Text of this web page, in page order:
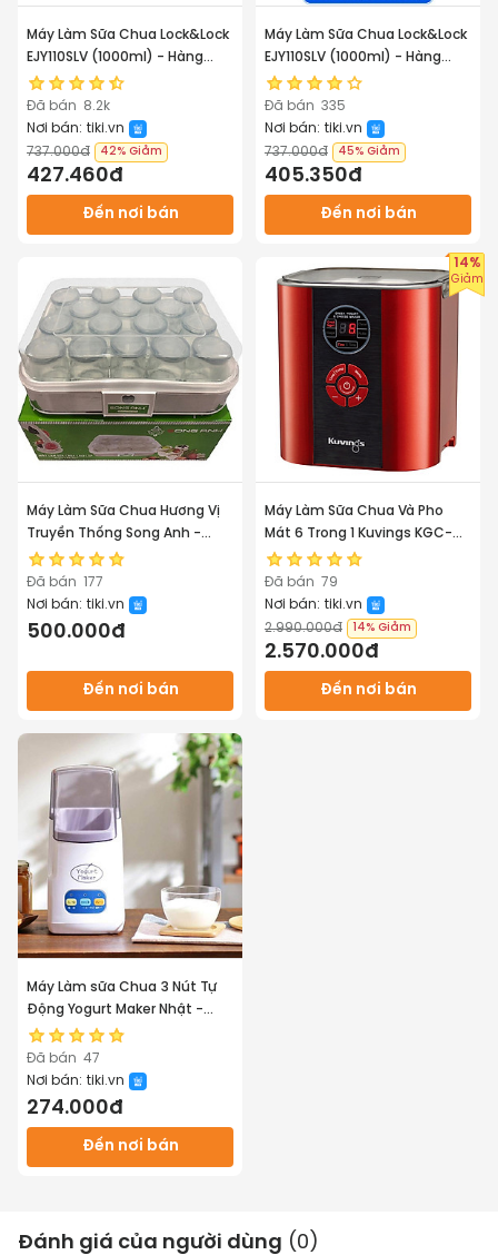
Máy Làm Sữa Chua Lock&Lock
EJY110SLV (1000ml) - Hàng
chính hãng
Đã bán 8.2k
Nơi bán: tiki.vn
737.000đ
42% Giảm
427.460đ
Đến nơi bán
Máy Làm Sữa Chua Lock&Lock
EJY110SLV (1000ml) - Hàng
chính hãng
Đã bán 335
Nơi bán: tiki.vn
737.000đ
45% Giảm
405.350đ
Đến nơi bán
Máy Làm Sữa Chua Hương Vị
Truyền Thống Song Anh -
Hàng Chính Hãng
Đã bán 177
Nơi bán: tiki.vn
500.000đ
Đến nơi bán
14%
Giảm
Máy Làm Sữa Chua Và Pho
Mát 6 Trong 1 Kuvings KGC-
712CB (2.0L) – Màu đỏ - Hàng
Chính Hãng
Đã bán 79
Nơi bán: tiki.vn
2.990.000đ
14% Giảm
2.570.000đ
Đến nơi bán
Máy Làm sữa Chua 3 Nút Tự
Động Yogurt Maker Nhật -
Làm Sữa Chua Tại Nhà Đơn
Giản - Hàng Chính Hãng
MINIIN
Đã bán 47
Nơi bán: tiki.vn
274.000đ
Đến nơi bán
Đánh giá của người dùng (0 )